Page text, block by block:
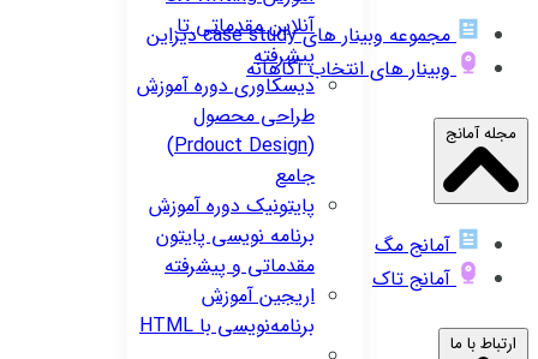
آنلاین مقدماتی تا
پیشرفته
دیسکاوریدوره آموزش
طراحی محصول
(Prdouct Design)
جامع
پایتونیکدوره آموزش
برنامه نویسی پایتون
مقدماتی و پیشرفته
اریجینآموزش
برنامه‌نویسی با HTML
مجموعه وبینار های case study دیزاین
وبینار های انتخاب آگاهانه
مجله آمانج
آمانج مگ
آمانج تاک
ارتباط با ما